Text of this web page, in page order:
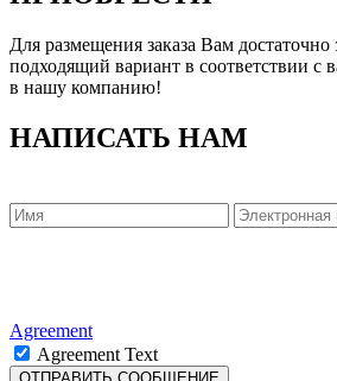
Для размещения заказа Вам
подходящий вариант в соответствии
в нашу компанию!
НАПИСАТЬ НАМ
Agreement
Agreement Text